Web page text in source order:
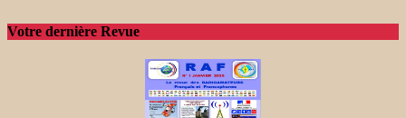
Votre dernière Revue